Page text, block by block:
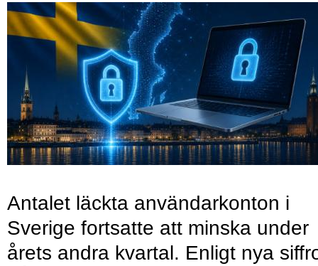
Antalet läckta användarkonton i
Sverige fortsatte att minska under
årets andra kvartal. Enligt nya